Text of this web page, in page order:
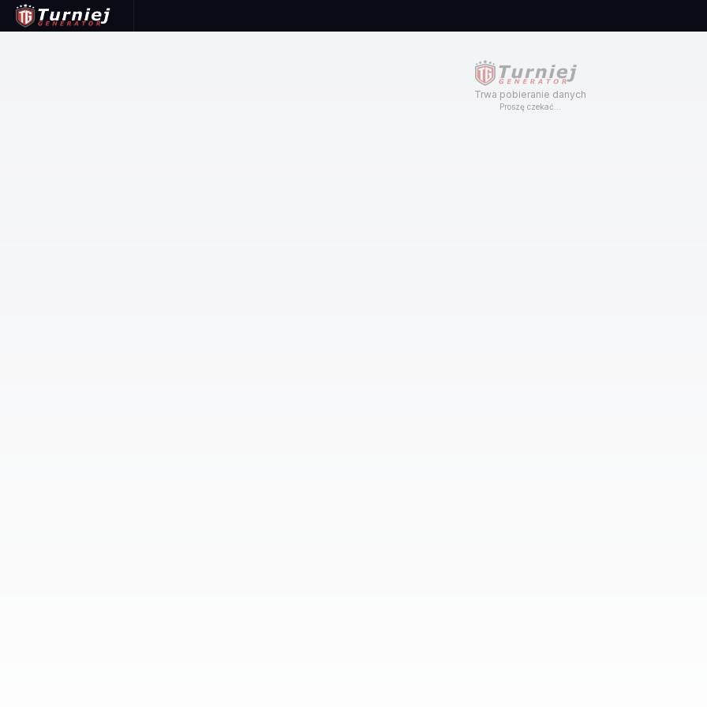
Trwa pobieranie danych
Proszę czekać...